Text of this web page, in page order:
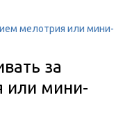
мелотрия или мини-
за
или мини-